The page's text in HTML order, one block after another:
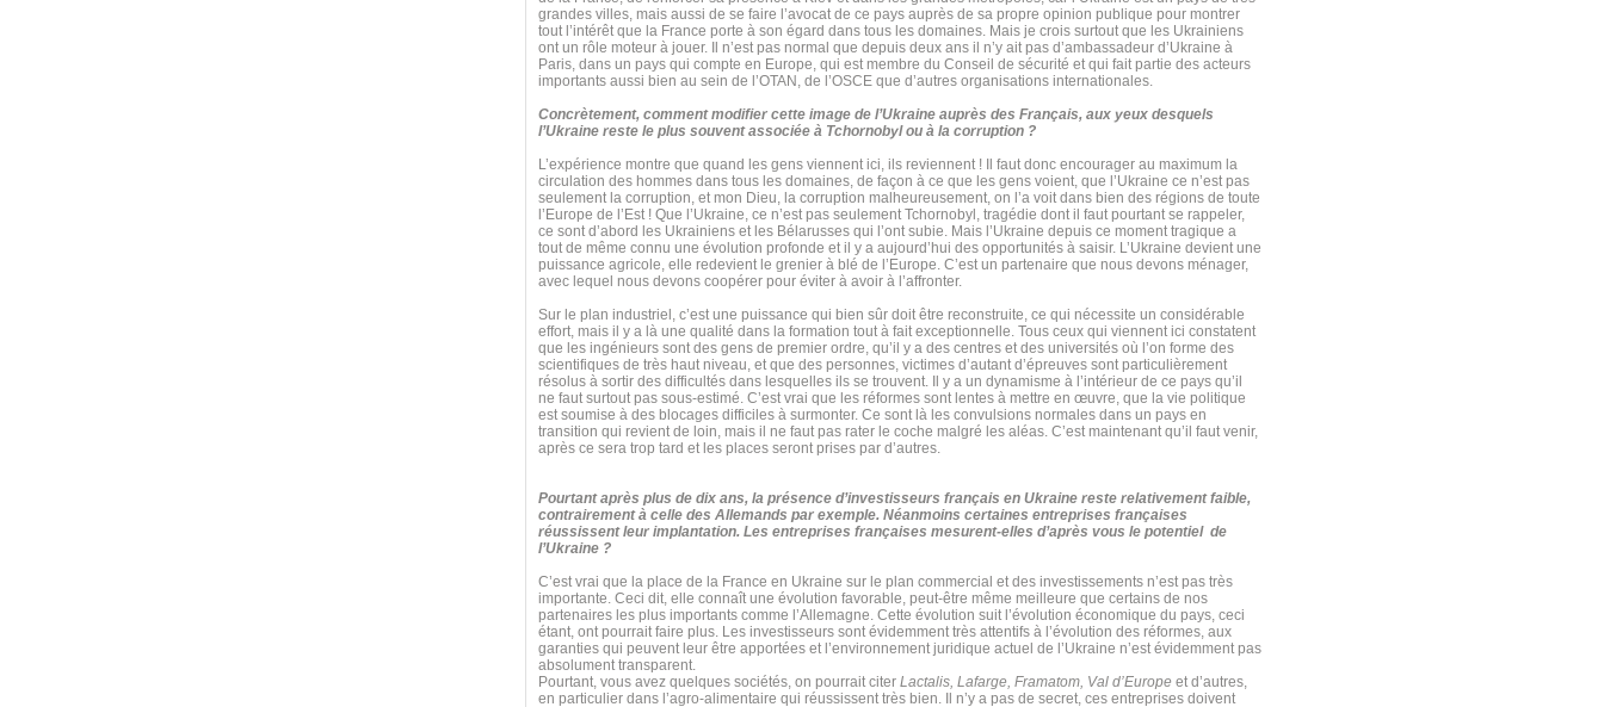
grandes villes, mais aussi de se faire l’avocat de ce pays auprès de sa propre opinion publique pour montrer
tout l’intérêt que la France porte à son égard dans tous les domaines. Mais je crois surtout que les Ukrainiens
ont un rôle moteur à jouer. Il n’est pas normal que depuis deux ans il n’y ait pas d’ambassadeur d’Ukraine à
Paris, dans un pays qui compte en Europe, qui est membre du Conseil de sécurité et qui fait partie des acteurs
importants aussi bien au sein de l’OTAN, de l’OSCE que d’autres organisations internationales.
Concrètement, comment modifier cette image de l’Ukraine auprès des Français, aux yeux desquels
l’Ukraine reste le plus souvent associée à Tchornobyl ou à la corruption ?
L’expérience montre que quand les gens viennent ici, ils reviennent ! Il faut donc encourager au maximum la
circulation des hommes dans tous les domaines, de façon à ce que les gens voient, que l’Ukraine ce n’est pas
seulement la corruption, et mon Dieu, la corruption malheureusement, on l’a voit dans bien des régions de toute
l’Europe de l’Est ! Que l’Ukraine, ce n’est pas seulement Tchornobyl, tragédie dont il faut pourtant se rappeler,
ce sont d’abord les Ukrainiens et les Bélаrusses qui l’ont subie. Mais l’Ukraine depuis ce moment tragique a
tout de même connu une évolution profonde et il y a aujourd’hui des opportunités à saisir. L’Ukraine devient une
puissance agricole, elle redevient le grenier à blé de l’Europe. C’est un partenaire que nous devons ménager,
avec lequel nous devons coopérer pour éviter à avoir à l’affronter.
Sur le plan industriel, c’est une puissance qui bien sûr doit être reconstruite, ce qui nécessite un considérable
effort, mais il y a là une qualité dans la formation tout à fait exceptionnelle. Tous ceux qui viennent ici constatent
que les ingénieurs sont des gens de premier ordre, qu’il y a des centres et des universités où l’on forme des
scientifiques de très haut niveau, et que des personnes, victimes d’autant d’épreuves sont particulièrement
résolus à sortir des difficultés dans lesquelles ils se trouvent. Il y a un dynamisme à l’intérieur de ce pays qu’il
ne faut surtout pas sous-estimé. C’est vrai que les réformes sont lentes à mettre en œuvre, que la vie politique
est soumise à des blocages difficiles à surmonter. Ce sont là les convulsions normales dans un pays en
transition qui revient de loin, mais il ne faut pas rater le coche malgré les aléas. C’est maintenant qu’il faut venir,
après ce sera trop tard et les places seront prises par d’autres.
Pourtant après plus de dix ans, la présence d’investisseurs français en Ukraine reste relativement faible,
contrairement à celle des Allemands par exemple. Néanmoins certaines entreprises françaises
réussissent leur implantation. Les entreprises françaises mesurent-elles d’après vous le potentiel de
l’Ukraine ?
C’est vrai que la place de la France en Ukraine sur le plan commercial et des investissements n’est pas très
importante. Ceci dit, elle connaît une évolution favorable, peut-être même meilleure que certains de nos
partenaires les plus importants comme l’Allemagne. Cette évolution suit l’évolution économique du pays, ceci
étant, ont pourrait faire plus. Les investisseurs sont évidemment très attentifs à l’évolution des réformes, aux
garanties qui peuvent leur être apportées et l’environnement juridique actuel de l’Ukraine n’est évidemment pas
absolument transparent.
Pourtant, vous avez quelques sociétés, on pourrait citer Lactalis, Lafarge, Framatom, Val d’Europe et d’autres,
en particulier dans l’agro-alimentaire qui réussissent très bien. Il n’y a pas de secret, ces entreprises doivent